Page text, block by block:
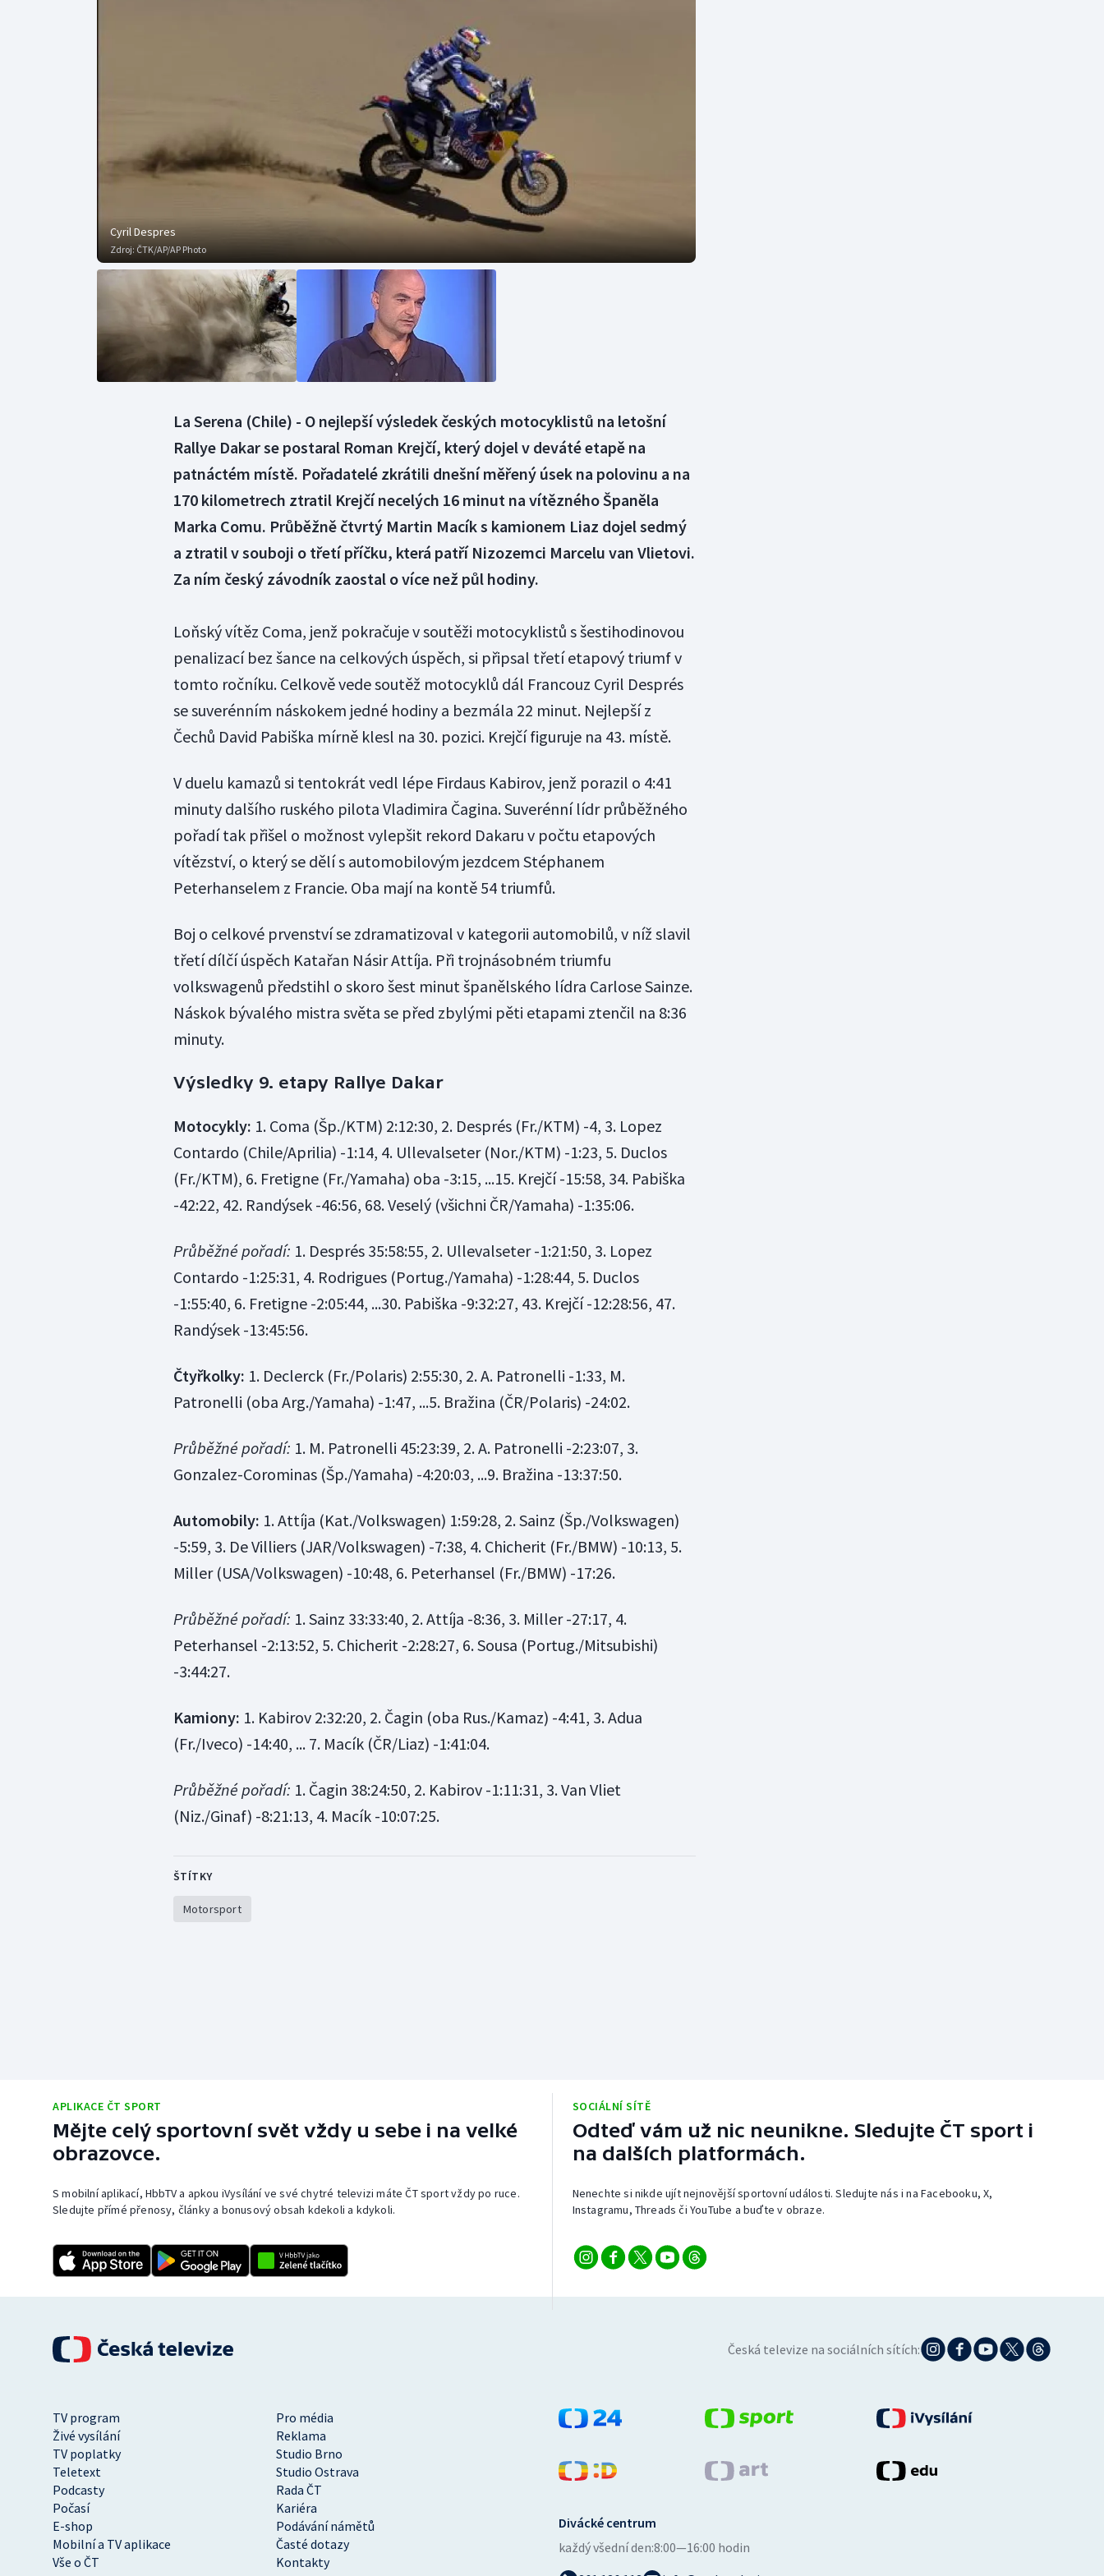
Golf
Gymnastika
Motorsport
Olympijské hry
Parasport
Plavání
Plážový volejbal
Cyril Despres
Zdroj: ČTK/AP/AP Photo
La Serena (Chile) - O nejlepší výsledek českých motocyklistů na letošní
Rallye Dakar se postaral Roman Krejčí, který dojel v deváté etapě na
patnáctém místě. Pořadatelé zkrátili dnešní měřený úsek na polovinu a na
170 kilometrech ztratil Krejčí necelých 16 minut na vítězného Španěla
Marka Comu. Průběžně čtvrtý Martin Macík s kamionem Liaz dojel sedmý
a ztratil v souboji o třetí příčku, která patří Nizozemci Marcelu van Vlietovi.
Za ním český závodník zaostal o více než půl hodiny.
Loňský vítěz Coma, jenž pokračuje v soutěži motocyklistů s šestihodinovou
penalizací bez šance na celkových úspěch, si připsal třetí etapový triumf v
tomto ročníku. Celkově vede soutěž motocyklů dál Francouz Cyril Després
se suverénním náskokem jedné hodiny a bezmála 22 minut. Nejlepší z
Čechů David Pabiška mírně klesl na 30. pozici. Krejčí figuruje na 43. místě.
V duelu kamazů si tentokrát vedl lépe Firdaus Kabirov, jenž porazil o 4:41
minuty dalšího ruského pilota Vladimira Čagina. Suverénní lídr průběžného
pořadí tak přišel o možnost vylepšit rekord Dakaru v počtu etapových
vítězství, o který se dělí s automobilovým jezdcem Stéphanem
Peterhanselem z Francie. Oba mají na kontě 54 triumfů.
Boj o celkové prvenství se zdramatizoval v kategorii automobilů, v níž slavil
třetí dílčí úspěch Katařan Násir Attíja. Při trojnásobném triumfu
volkswagenů předstihl o skoro šest minut španělského lídra Carlose Sainze.
Náskok bývalého mistra světa se před zbylými pěti etapami ztenčil na 8:36
minuty.
Výsledky 9. etapy Rallye Dakar
Motocykly: 1. Coma (Šp./KTM) 2:12:30, 2. Després (Fr./KTM) -4, 3. Lopez
Contardo (Chile/Aprilia) -1:14, 4. Ullevalseter (Nor./KTM) -1:23, 5. Duclos
(Fr./KTM), 6. Fretigne (Fr./Yamaha) oba -3:15, ...15. Krejčí -15:58, 34. Pabiška
-42:22, 42. Randýsek -46:56, 68. Veselý (všichni ČR/Yamaha) -1:35:06.
Průběžné pořadí: 1. Després 35:58:55, 2. Ullevalseter -1:21:50, 3. Lopez
Contardo -1:25:31, 4. Rodrigues (Portug./Yamaha) -1:28:44, 5. Duclos
-1:55:40, 6. Fretigne -2:05:44, ...30. Pabiška -9:32:27, 43. Krejčí -12:28:56, 47.
Randýsek -13:45:56.
Čtyřkolky: 1. Declerck (Fr./Polaris) 2:55:30, 2. A. Patronelli -1:33, M.
Patronelli (oba Arg./Yamaha) -1:47, ...5. Bražina (ČR/Polaris) -24:02.
Průběžné pořadí: 1. M. Patronelli 45:23:39, 2. A. Patronelli -2:23:07, 3.
Gonzalez-Corominas (Šp./Yamaha) -4:20:03, ...9. Bražina -13:37:50.
Automobily: 1. Attíja (Kat./Volkswagen) 1:59:28, 2. Sainz (Šp./Volkswagen)
-5:59, 3. De Villiers (JAR/Volkswagen) -7:38, 4. Chicherit (Fr./BMW) -10:13, 5.
Miller (USA/Volkswagen) -10:48, 6. Peterhansel (Fr./BMW) -17:26.
Průběžné pořadí: 1. Sainz 33:33:40, 2. Attíja -8:36, 3. Miller -27:17, 4.
Peterhansel -2:13:52, 5. Chicherit -2:28:27, 6. Sousa (Portug./Mitsubishi)
-3:44:27.
Kamiony: 1. Kabirov 2:32:20, 2. Čagin (oba Rus./Kamaz) -4:41, 3. Adua
(Fr./Iveco) -14:40, ... 7. Macík (ČR/Liaz) -1:41:04.
Průběžné pořadí: 1. Čagin 38:24:50, 2. Kabirov -1:11:31, 3. Van Vliet
(Niz./Ginaf) -8:21:13, 4. Macík -10:07:25.
ŠTÍTKY
Motorsport
APLIKACE ČT SPORT
Mějte celý sportovní svět vždy u sebe i na velké
obrazovce.
S mobilní aplikací, HbbTV a apkou iVysílání ve své chytré televizi máte ČT sport vždy po ruce.
Sledujte přímé přenosy, články a bonusový obsah kdekoli a kdykoli.
SOCIÁLNÍ SÍTĚ
Odteď vám už nic neunikne. Sledujte ČT sport i
na dalších platformách.
Nenechte si nikde ujít nejnovější sportovní události. Sledujte nás i na Facebooku, X,
Instagramu, Threads či YouTube a buďte v obraze.
Česká televize na sociálních sítích:
TV program
Pro média
Živé vysílání
Reklama
TV poplatky
Studio Brno
Teletext
Studio Ostrava
Podcasty
Rada ČT
Počasí
Kariéra
E-shop
Podávání námětů
Mobilní a TV aplikace
Časté dotazy
Vše o ČT
Kontakty
Divácké centrum
každý všední den:8:00—16:00 hodin